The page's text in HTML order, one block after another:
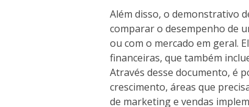
Além disso, o demonstrativo
comparar o desempenho de
ou com o mercado em geral.
financeiras, que também
Através desse documento, é
crescimento, áreas que
de marketing e vendas